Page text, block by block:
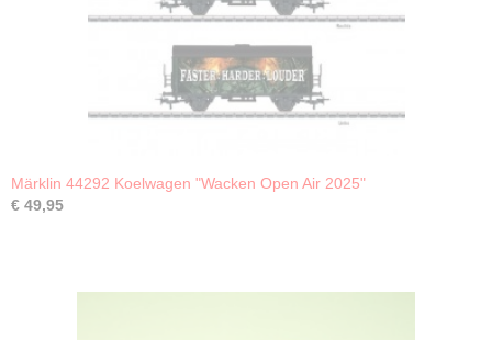
Märklin 44292 Koelwagen "Wacken Open Air 2025"
€ 49,95